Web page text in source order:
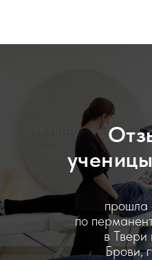
прошла
по
в
Брови,